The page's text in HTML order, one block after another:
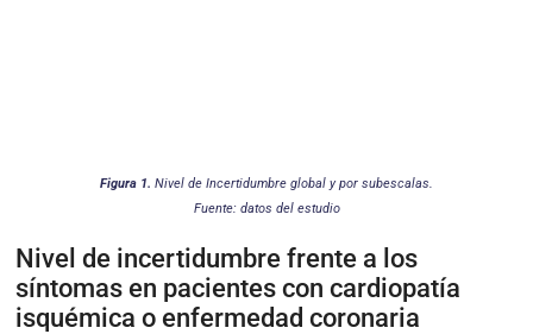
Figura 1. Nivel de Incertidumbre global y por subescalas.
Fuente: datos del estudio
Nivel de incertidumbre frente a los
síntomas en pacientes con cardiopatía
isquémica o enfermedad coronaria